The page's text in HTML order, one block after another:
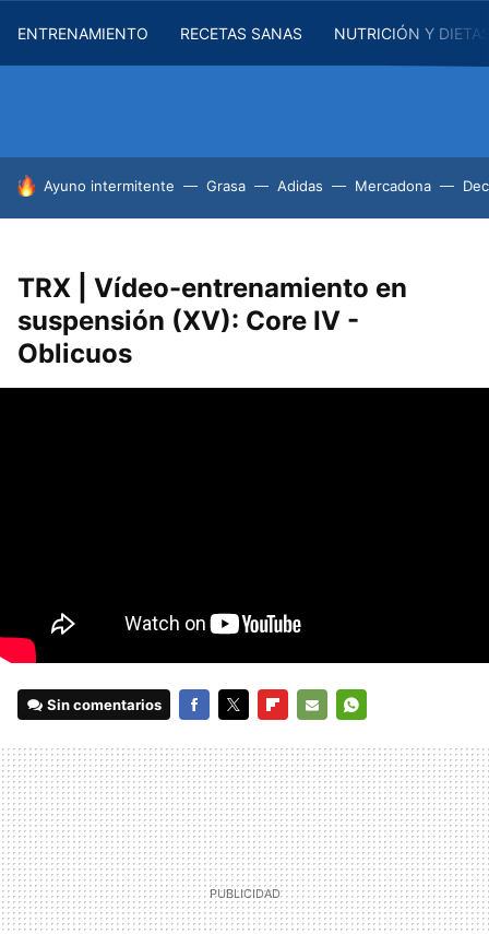
ENTRENAMIENTO RECETAS SANAS NUTRICIÓN Y
HOY SE HABLA DE
Ayuno intermitente Grasa Adidas Mercadona
TRX | Vídeo-entrenamiento en
suspensión (XV): Core IV -
Oblicuos
Sin comentarios
MAIL